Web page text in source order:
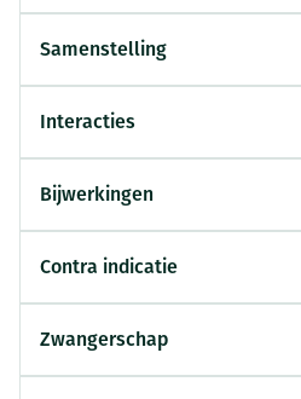
Samenstelling
Interacties
Bijwerkingen
Contra indicatie
Zwangerschap